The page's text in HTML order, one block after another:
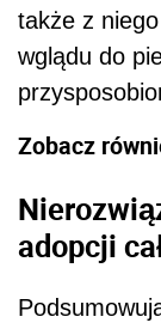
także z
wglądu do
Zobacz
adopcji